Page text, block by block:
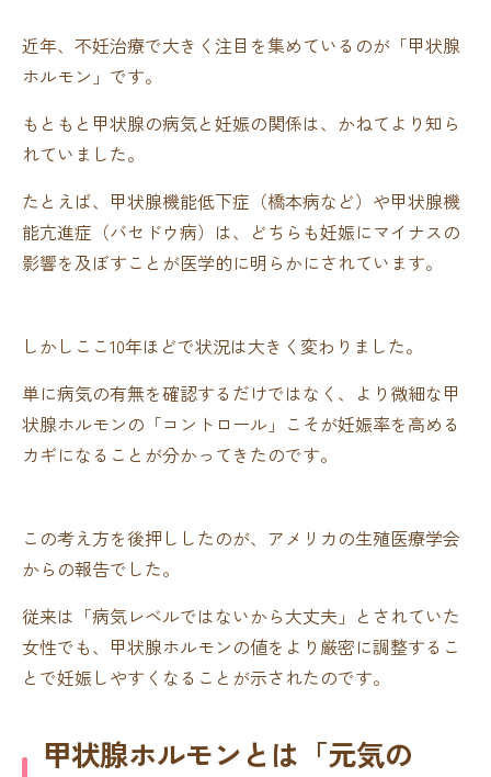
近年、不妊治療で大きく注目を集めているのが「甲状腺
ホルモン」です。
もともと甲状腺の病気と妊娠の関係は、かねてより知ら
れていました。
たとえば、甲状腺機能低下症（橋本病など）や甲状腺機
能亢進症（バセドウ病）は、どちらも妊娠にマイナスの
影響を及ぼすことが医学的に明らかにされています。
しかしここ10年ほどで状況は大きく変わりました。
単に病気の有無を確認するだけではなく、より微細な甲
状腺ホルモンの「コントロール」こそが妊娠率を高める
カギになることが分かってきたのです。
この考え方を後押ししたのが、アメリカの生殖医療学会
からの報告でした。
従来は「病気レベルではないから大丈夫」とされていた
女性でも、甲状腺ホルモンの値をより厳密に調整するこ
とで妊娠しやすくなることが示されたのです。
甲状腺ホルモンとは「元気の